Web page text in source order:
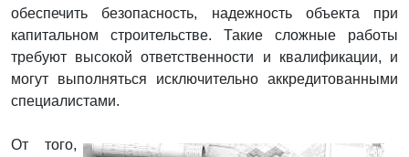
обеспечить безопасность, надежность объекта при
капитальном строительстве. Такие сложные работы
требуют высокой ответственности и квалификации, и
могут выполняться исключительно аккредитованными
специалистами.
От того,